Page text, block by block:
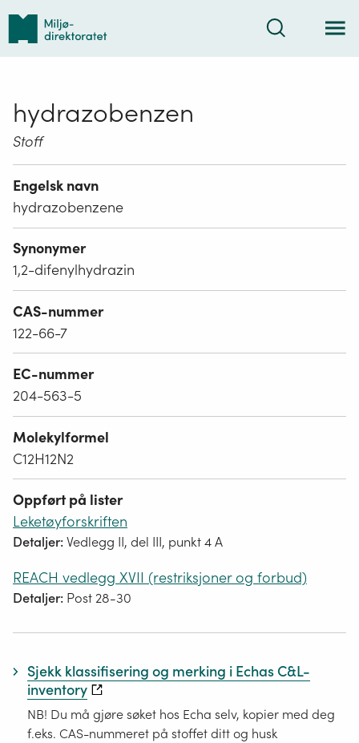
Tilbake
forsiden
Søk
hydrazobenzen
Stoff
Engelsk navn
hydrazobenzene
Synonymer
1,2-difenylhydrazin
CAS-nummer
122-66-7
EC-nummer
204-563-5
Molekylformel
C12H12N2
Oppført på lister
Leketøyforskriften
Detaljer:Vedlegg II, del III, punkt 4 A
REACH vedlegg XVII (restriksjoner og forbud)
Detaljer: Post 28-30
Sjekk klassifisering og merking i Echas C&L-
inventory
NB! Du må gjøre søket hos Echa selv, kopier med deg
f.eks. CAS-nummeret på stoffet ditt og husk